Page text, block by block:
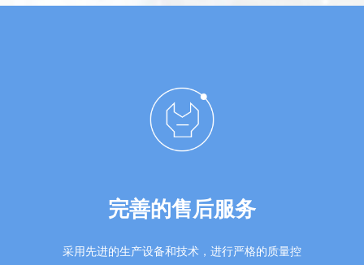
完善的售后服务
采用先进的生产设备和技术，进行严格的质量控